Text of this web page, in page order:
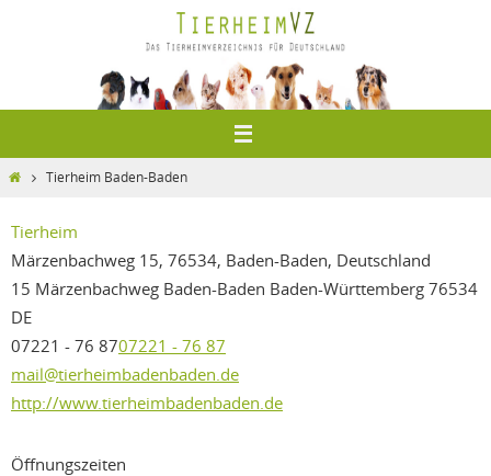
HomeTierheim Baden-Baden
Tierheim
Märzenbachweg 15, 76534, Baden-Baden, Deutschland
15 Märzenbachweg Baden-Baden Baden-Württemberg 76534
DE
07221 - 76 8707221 - 76 87
mail@tierheimbadenbaden.de
http://www.tierheimbadenbaden.de
Öffnungszeiten